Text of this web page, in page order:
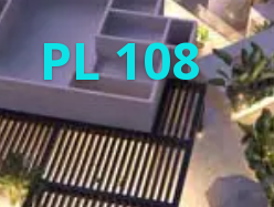
PL 108